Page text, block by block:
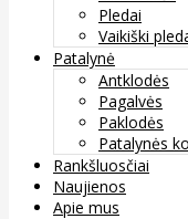
Pledai
Vaikiški
Patalynė
Antklodės
Pagalvės
Paklodės
Patalynės
Rankšluosčiai
Naujienos
Apie mus